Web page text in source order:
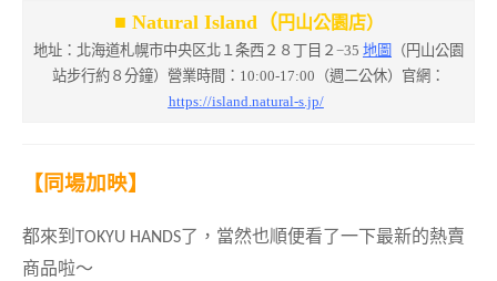
■ Natural Island（円山公園店）
地址：北海道札幌市中央区北１条西２８丁目２−35 地圖 （ 円山公園
站步行約８分鐘）營業時間：10:00-17:00（週二公休）官網：
https://island.natural-s.jp/
【同場加映】
都來到 TOKYU HANDS 了，當然也順便看了一下最新的熱賣
商品啦～